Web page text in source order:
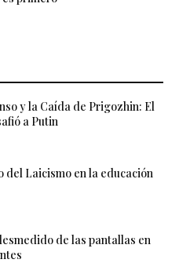
y la Caída de Prigozhin: El
a Putin
del Laicismo en la educación
de las pantallas en